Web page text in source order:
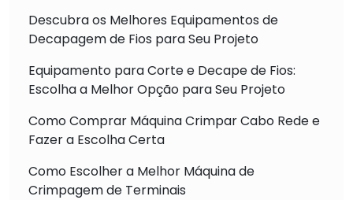
Descubra os Melhores Equipamentos de
Decapagem de Fios para Seu Projeto
Equipamento para Corte e Decape de Fios:
Escolha a Melhor Opção para Seu Projeto
Como Comprar Máquina Crimpar Cabo Rede e
Fazer a Escolha Certa
Como Escolher a Melhor Máquina de
Crimpagem de Terminais